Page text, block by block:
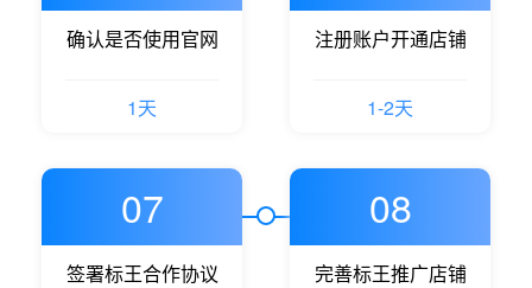
确认是否使用官网
1天
注册账户开通店铺
1-2天
07
签署标王合作协议
08
完善标王推广店铺